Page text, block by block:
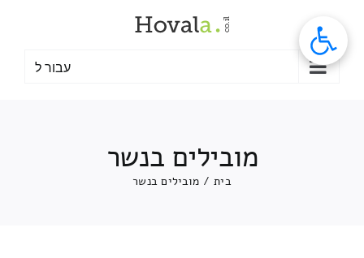
עבור ל
מובילים בנשר
בית / מובילים בנשר